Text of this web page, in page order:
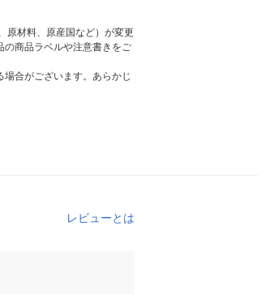
原材料、原産国など）が変更
の商品ラベルや注意書きをご
合がございます。あらかじ
レビューとは